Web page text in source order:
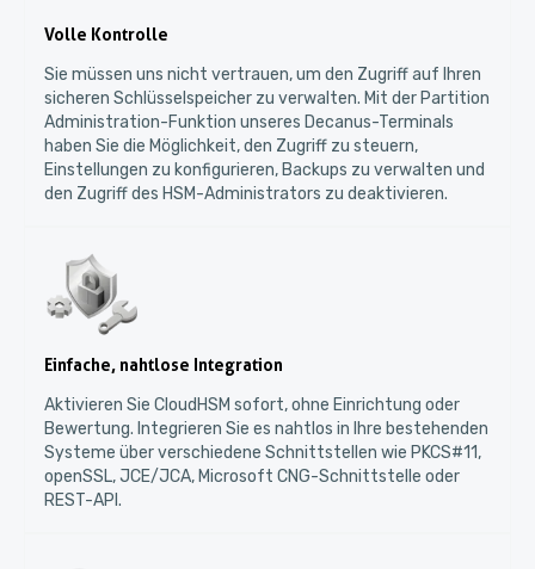
Volle Kontrolle
Sie müssen uns nicht vertrauen, um den Zugriff auf Ihren
sicheren Schlüsselspeicher zu verwalten. Mit der Partition
Administration-Funktion unseres Decanus-Terminals
haben Sie die Möglichkeit, den Zugriff zu steuern,
Einstellungen zu konfigurieren, Backups zu verwalten und
den Zugriff des HSM-Administrators zu deaktivieren.
Einfache, nahtlose Integration
Aktivieren Sie CloudHSM sofort, ohne Einrichtung oder
Bewertung. Integrieren Sie es nahtlos in Ihre bestehenden
Systeme über verschiedene Schnittstellen wie PKCS#11,
openSSL, JCE/JCA, Microsoft CNG-Schnittstelle oder
REST-API.